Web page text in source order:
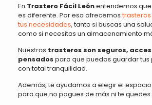
En Trastero Fácil Leónentendemos
es diferente. Por eso ofrecemos
tus necesidades, tanto si buscas una
como si necesitas un almacenamiento
Nuestros trasteros son seguros,
pensados para que puedas guardar tus
con total tranquilidad.
Además, te ayudamos a elegir el
para que no pagues de más ni te quedes